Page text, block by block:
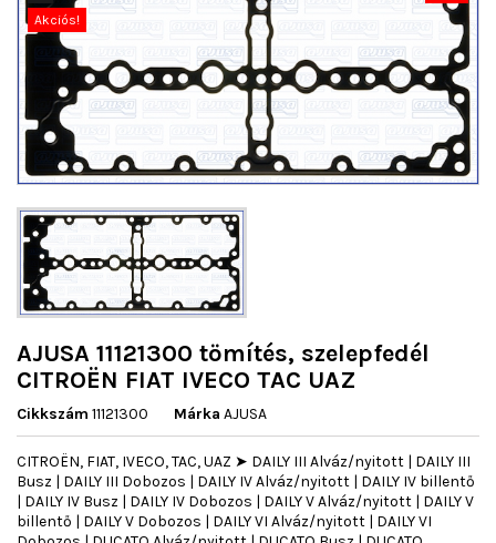
Akciós!
AJUSA 11121300 tömítés, szelepfedél
CITROËN FIAT IVECO TAC UAZ
Cikkszám 11121300 Márka AJUSA
CITROËN, FIAT, IVECO, TAC, UAZ ➤ DAILY III Alváz/nyitott | DAILY III
Busz | DAILY III Dobozos | DAILY IV Alváz/nyitott | DAILY IV billentő
| DAILY IV Busz | DAILY IV Dobozos | DAILY V Alváz/nyitott | DAILY V
billentő | DAILY V Dobozos | DAILY VI Alváz/nyitott | DAILY VI